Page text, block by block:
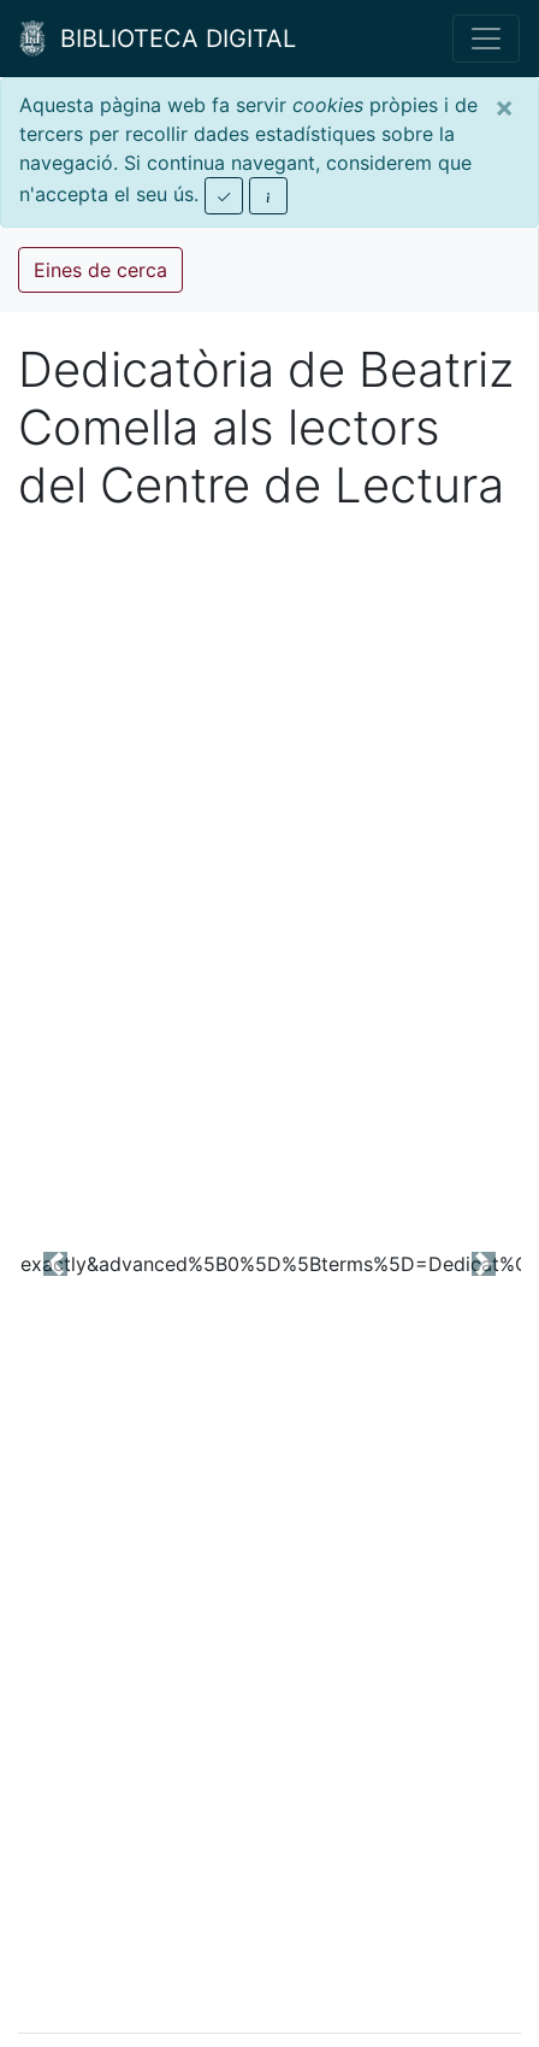
BIBLIOTECA DIGITAL
×
Aquesta pàgina web fa servir cookies pròpies i de
tercers per recollir dades estadístiques sobre la
navegació. Si continua navegant, considerem que
n'accepta el seu ús.
Eines de cerca
Dedicatòria de Beatriz
Comella als lectors
del Centre de Lectura
Previous Next